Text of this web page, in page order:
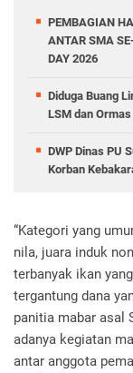
PEMBAGIAN
ANTAR SMA
DAY 2026
Diduga Buang
LSM dan
DWP Dinas PU
Korban
“Kategori yang
nila, juara induk
terbanyak ikan
tergantung dana
panitia mabar asal
adanya kegiatan
antar anggota